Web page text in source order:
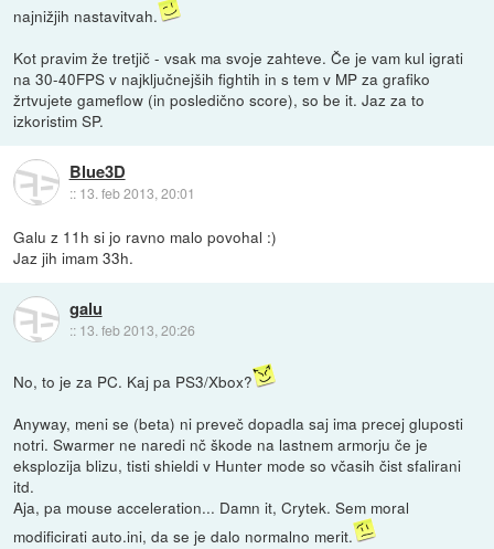
najnižjih nastavitvah.
Kot pravim že tretjič - vsak ma svoje zahteve. Če je vam kul igrati
na 30-40FPS v najključnejših fightih in s tem v MP za grafiko
žrtvujete gameflow (in posledično score), so be it. Jaz za to
izkoristim SP.
Blue3D
:: 13. feb 2013, 20:01
Galu z 11h si jo ravno malo povohal :)
Jaz jih imam 33h.
galu
:: 13. feb 2013, 20:26
No, to je za PC. Kaj pa PS3/Xbox?
Anyway, meni se (beta) ni preveč dopadla saj ima precej gluposti
notri. Swarmer ne naredi nč škode na lastnem armorju če je
eksplozija blizu, tisti shieldi v Hunter mode so včasih čist sfalirani
itd.
Aja, pa mouse acceleration... Damn it, Crytek. Sem moral
modificirati auto.ini, da se je dalo normalno merit.